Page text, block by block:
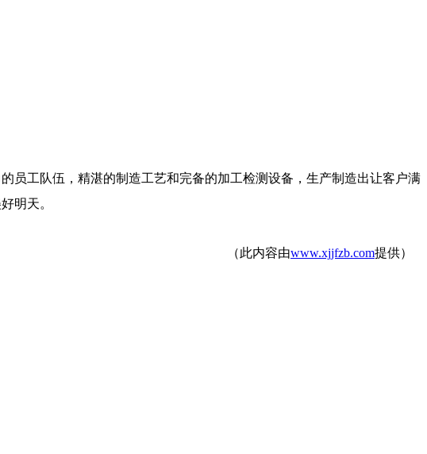
员工队伍，精湛的制造工艺和完备的加工检测设备，生产制造出让客户满
明天。
（此内容由www.xjjfzb.com提供）